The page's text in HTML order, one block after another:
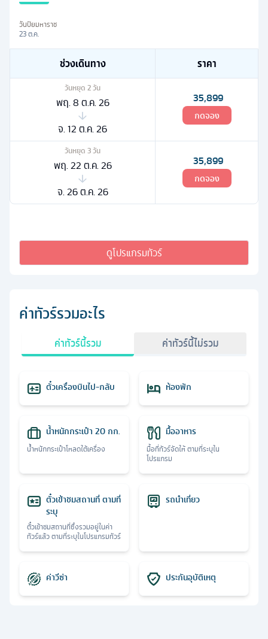
วันปิยมหาราช
23 ต.ค.
ช่วงเดินทาง ราคา
วันหยุด 2วัน
พฤ. 8 ต.ค. 26
จ. 12 ต.ค. 26
35,899
กดจอง
วันหยุด 3วัน
พฤ. 22 ต.ค. 26
จ. 26 ต.ค. 26
35,899
กดจอง
ดูโปรแกรมทัวร์
ค่าทัวร์รวมอะไร
ค่าทัวร์นี้รวม ค่าทัวร์นี้ไม่รวม
ตั๋วเครื่องบินไป-กลับ ห้องพัก
น้ำหนักกระเป๋า 20 กก.
น้ำหนักกระเป๋าโหลดใต้เครื่อง
มื้ออาหาร
มื้อที่ทัวร์จัดให้ ตามที่ระบุใน
โปรแกรม
ตั๋วเข้าชมสถานที่ ตามที่
ระบุ
ตั๋วเข้าชมสถานที่ซึ่งรวมอยู่ในค่า
ทัวร์แล้ว ตามที่ระบุในโปรแกรมทัวร์
รถนำเที่ยว
ค่าวีซ่า ประกันอุบัติเหตุ